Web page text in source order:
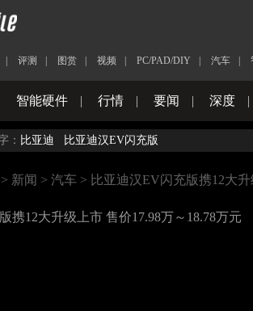
评测 图赏 视频 PC/PAD/DIY 汽车
智能硬件 | 行情 | 要闻 | 深度 |
： 比亚迪 比亚迪汉EV闪充版
> 新闻 > 汽车 > 比亚迪汉EV闪充版携12大